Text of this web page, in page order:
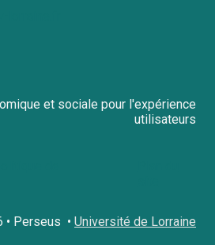
et sociale pour l'expérience
utilisateurs
Perseus • Université de Lorraine